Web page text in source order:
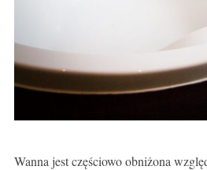
Wanna jest częściowo obniżona